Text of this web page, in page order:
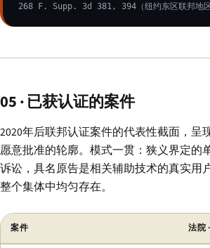
268 F. Supp. 3d 381, 394（纽约东区联邦地区
05 · 已获认证的案件
2020年后联邦认证案件的代表性截面，呈
愿意批准的轮廓。模式一贯：狭义界定的
诉讼，具名原告是相关辅助技术的真实用
整个集体中均匀存在。
案件 法院